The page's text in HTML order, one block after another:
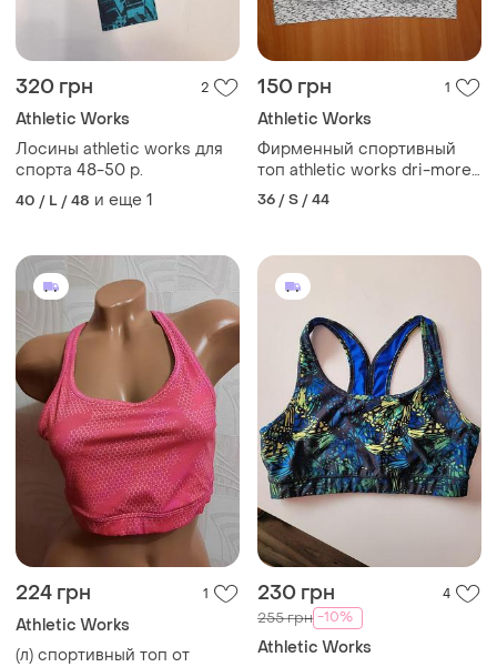
320 грн 2
Athletic Works
Лосины athletic works для
спорта 48-50 р.
40 / L / 48 и еще 1
150 грн 1
Athletic Works
Фирменный спортивный
топ athletic works dri-more
tech
36 / S / 44
224 грн 1
Athletic Works
(л) спортивный топ от
230 грн 4
255 грн -10%
Athletic Works